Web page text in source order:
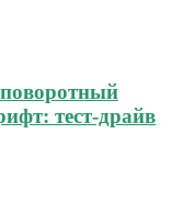
тест-драйв